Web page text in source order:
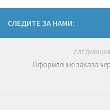
СЛЕДИТЕ ЗА НАМИ:
Оформление заказа